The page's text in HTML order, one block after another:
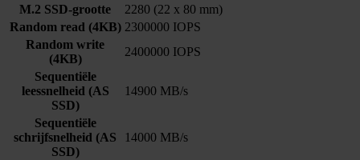
M.2 SSD-grootte
2280 (22 x 80 mm)
Random read (4KB) 2300000 IOPS
Random write
(4KB)
2400000 IOPS
Sequentiële
leessnelheid (AS
SSD)
14900 MB/s
Sequentiële
schrijfsnelheid (AS
SSD)
14000 MB/s